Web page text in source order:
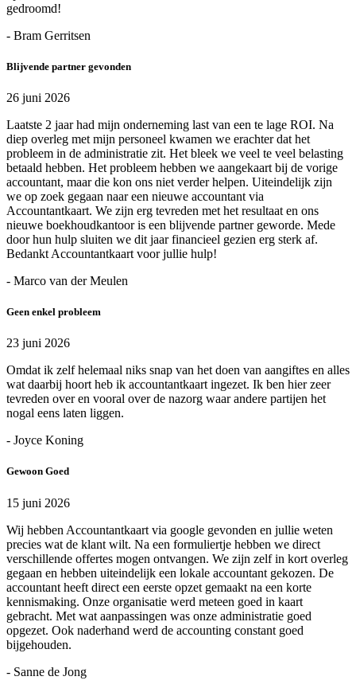
gedroomd!
- Bram Gerritsen
Blijvende partner gevonden
26 juni 2026
Laatste 2 jaar had mijn onderneming last van een te lage ROI. Na
diep overleg met mijn personeel kwamen we erachter dat het
probleem in de administratie zit. Het bleek we veel te veel belasting
betaald hebben. Het probleem hebben we aangekaart bij de vorige
accountant, maar die kon ons niet verder helpen. Uiteindelijk zijn
we op zoek gegaan naar een nieuwe accountant via
Accountantkaart. We zijn erg tevreden met het resultaat en ons
nieuwe boekhoudkantoor is een blijvende partner geworde. Mede
door hun hulp sluiten we dit jaar financieel gezien erg sterk af.
Bedankt Accountantkaart voor jullie hulp!
- Marco van der Meulen
Geen enkel probleem
23 juni 2026
Omdat ik zelf helemaal niks snap van het doen van aangiftes en alles
wat daarbij hoort heb ik accountantkaart ingezet. Ik ben hier zeer
tevreden over en vooral over de nazorg waar andere partijen het
nogal eens laten liggen.
- Joyce Koning
Gewoon Goed
15 juni 2026
Wij hebben Accountantkaart via google gevonden en jullie weten
precies wat de klant wilt. Na een formuliertje hebben we direct
verschillende offertes mogen ontvangen. We zijn zelf in kort overleg
gegaan en hebben uiteindelijk een lokale accountant gekozen. De
accountant heeft direct een eerste opzet gemaakt na een korte
kennismaking. Onze organisatie werd meteen goed in kaart
gebracht. Met wat aanpassingen was onze administratie goed
opgezet. Ook naderhand werd de accounting constant goed
bijgehouden.
- Sanne de Jong